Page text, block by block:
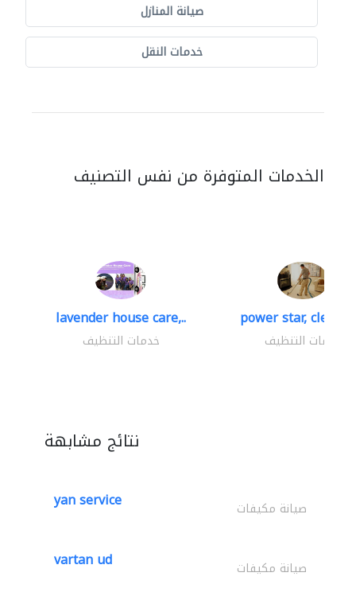
صيانة المنازل
خدمات النقل
الخدمات المتوفرة من نفس التصنيف
lavender house care,..
خدمات التنظيف
power star,
خدمات التنظيف
نتائج مشابهة
yan service صيانة مكيفات
vartan ud صيانة مكيفات